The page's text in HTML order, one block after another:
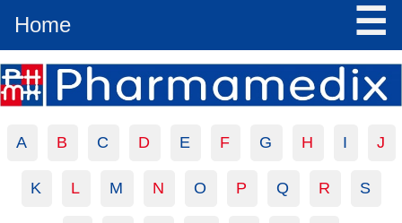
Home ☰
A B C D E F G H I J
K L M N O P Q R S